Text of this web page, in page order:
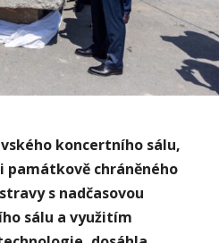
koncertního sálu,
památkově chráněného
s nadčasovou
sálu a využitím